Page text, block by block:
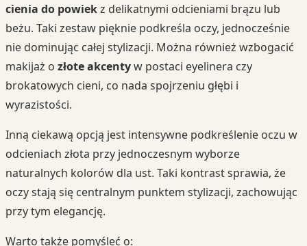
cienia do powiekz delikatnymi odcieniami brązu lub
beżu. Taki zestaw pięknie podkreśla oczy, jednocześnie
nie dominując całej stylizacji. Można również wzbogacić
makijaż o złote akcentyw postaci eyelinera czy
brokatowych cieni, co nada spojrzeniu głębi i
wyrazistości.
Inną ciekawą opcją jest intensywne podkreślenie oczu w
odcieniach złota przy jednoczesnym wyborze
naturalnych kolorów dla ust. Taki kontrast sprawia, że
oczy stają się centralnym punktem stylizacji, zachowując
przy tym elegancję.
Warto także pomyśleć o: